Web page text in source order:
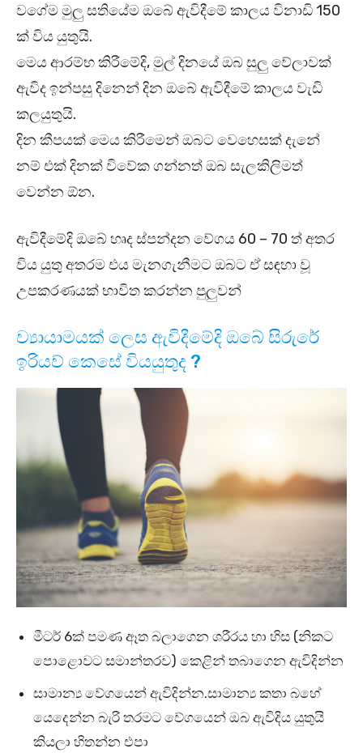
වගේම මුලු සතියේම ඔබේ ඇවිදීමේ කාලය විනාඩි 150
ක් විය යුතුයි.
මෙය ආරම්භ කිරීමේදි, මුල් දිනයේ ඔබ සුලු වේලාවක්
ඇවිද ඉන්පසු දිනෙන් දින ඔබේ ඇවිදීමේ කාලය වැඩි
කලයුතුයි.
දින කීපයක් මෙය කිරීමෙන් ඔබට වෙහෙසක් දැනේ
නම් එක් දිනක් විවේක ගන්නත් ඔබ සැලකිලිමත්
වෙන්න ඕන.
ඇවිදීමේදි ඔබේ හෘද ස්පන්දන වේගය 60 – 70 ත් අතර
විය යුතු අතරම එය මැනගැනීමට ඔබට ඒ සඳහා වූ
උපකරණයක් භාවිත කරන්න පුලුවන්
ව්‍යායාමයක් ලෙස ඇවිදීමේදි ඔබේ සිරුරේ
ඉරියව් කෙසේ වියයුතුද ?
මීටර් 6ක් පමණ ඈත බලාගෙන ශරීරය හා හිස (නිකට
පොළොවට සමාන්තරව) කෙළින් තබාගෙන ඇවිදින්න
සාමාන්‍ය වේගයෙන් ඇවිදින්න.සාමාන්‍ය කතා බහේ
යෙදෙන්න බැරි තරමට වේගයෙන් ඔබ ඇවිදිය යුතුයි
කියලා හිතන්න එපා